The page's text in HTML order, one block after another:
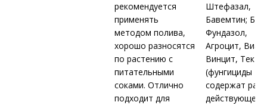
рекомендуется
применять
методом полива,
хорошо разносятся
по растению с
питательными
соками. Отлично
подходит для
Штефазал,
Бавемтин;
Фундазол,
Агроцит, Виал,
Винцит, Текто
(фунгициды
содержат
действующее